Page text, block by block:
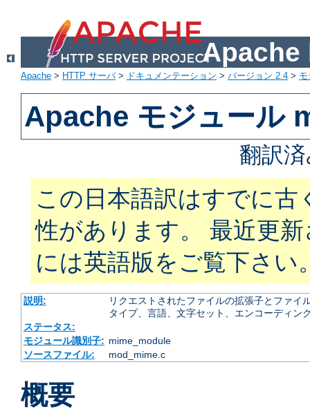
Apache
Apache > HTTP サーバ> ドキュメンテーション > バージョン 2.4 >
Apache モジュール
翻訳
この日本語訳はすでに古
性があります。 最近更
には英語版をご覧下さい
説明:
リクエストされたファイルの拡張子とファ
タイプ、言語、文字セット、エンコーディン
ステータス:
モジュール識別子: mime_module
ソースファイル:
mod_mime.c
概要